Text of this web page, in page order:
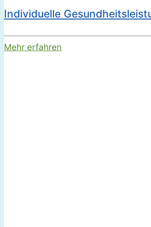
Individuelle
Mehr erfahren